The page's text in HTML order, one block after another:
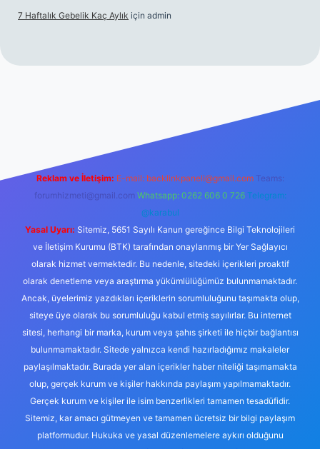
7 Haftalık Gebelik Kaç Aylık için admin
Reklam ve İletişim: E-mail: backlinkpaneli@gmail.com Teams:
forumhizmeti@gmail.com Whatsapp: 0262 606 0 726 Telegram:
@karabul
Yasal Uyarı: Sitemiz, 5651 Sayılı Kanun gereğince Bilgi Teknolojileri
ve İletişim Kurumu (BTK) tarafından onaylanmış bir Yer Sağlayıcı
olarak hizmet vermektedir. Bu nedenle, sitedeki içerikleri proaktif
olarak denetleme veya araştırma yükümlülüğümüz bulunmamaktadır.
Ancak, üyelerimiz yazdıkları içeriklerin sorumluluğunu taşımakta olup,
siteye üye olarak bu sorumluluğu kabul etmiş sayılırlar. Bu internet
sitesi, herhangi bir marka, kurum veya şahıs şirketi ile hiçbir bağlantısı
bulunmamaktadır. Sitede yalnızca kendi hazırladığımız makaleler
paylaşılmaktadır. Burada yer alan içerikler haber niteliği taşımamakta
olup, gerçek kurum ve kişiler hakkında paylaşım yapılmamaktadır.
Gerçek kurum ve kişiler ile isim benzerlikleri tamamen tesadüfidir.
Sitemiz, kar amacı gütmeyen ve tamamen ücretsiz bir bilgi paylaşım
platformudur. Hukuka ve yasal düzenlemelere aykırı olduğunu